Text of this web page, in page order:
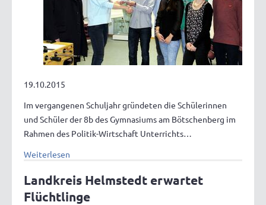
19.10.2015
Im vergangenen Schuljahr gründeten die Schülerinnen
und Schüler der 8b des Gymnasiums am Bötschenberg im
Rahmen des Politik-Wirtschaft Unterrichts…
Weiterlesen
Landkreis Helmstedt erwartet
Flüchtlinge